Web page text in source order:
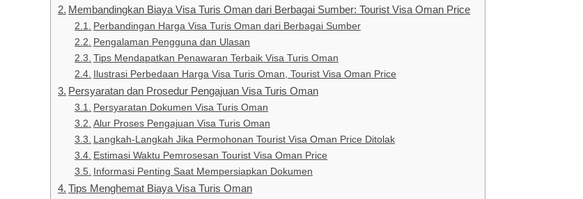
Membandingkan Biaya Visa Turis Oman dari Berbagai Sumber: Tourist Visa Oman Price
Perbandingan Harga Visa Turis Oman dari Berbagai Sumber
Pengalaman Pengguna dan Ulasan
Tips Mendapatkan Penawaran Terbaik Visa Turis Oman
Ilustrasi Perbedaan Harga Visa Turis Oman, Tourist Visa Oman Price
Persyaratan dan Prosedur Pengajuan Visa Turis Oman
Persyaratan Dokumen Visa Turis Oman
Alur Proses Pengajuan Visa Turis Oman
Langkah-Langkah Jika Permohonan Tourist Visa Oman Price Ditolak
Estimasi Waktu Pemrosesan Tourist Visa Oman Price
Informasi Penting Saat Mempersiapkan Dokumen
Tips Menghemat Biaya Visa Turis Oman